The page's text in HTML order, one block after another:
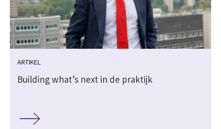
ARTIKEL
Building what’s next in de praktijk